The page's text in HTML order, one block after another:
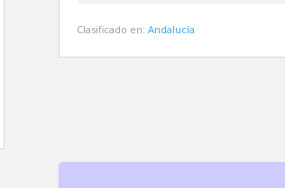
Clasificado en: Andalucía